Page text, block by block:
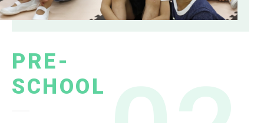
PRE-
SCHOOL